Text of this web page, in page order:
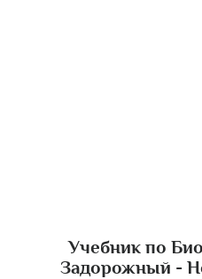
Учебник по
Задорожный -